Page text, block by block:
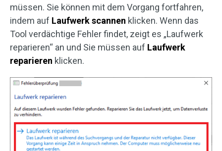
müssen. Sie können mit dem Vorgang fortfahren,
indem auf Laufwerk scannen klicken. Wenn das
Tool verdächtige Fehler findet, zeigt es „Laufwerk
reparieren“ an und Sie müssen auf Laufwerk
reparieren klicken.